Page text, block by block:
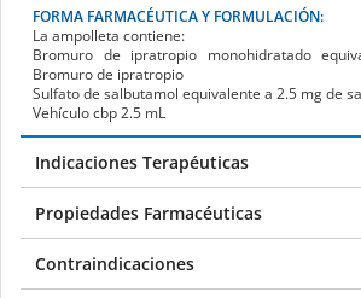
FORMA FARMACÉUTICA Y FORMULACIÓN:
La ampolleta contiene:
Bromuro de ipratropio monohidratado
Bromuro de ipratropio
Sulfato de salbutamol equivalente a 2.5 mg de
Vehículo cbp 2.5 mL
Indicaciones Terapéuticas
Propiedades Farmacéuticas
Contraindicaciones